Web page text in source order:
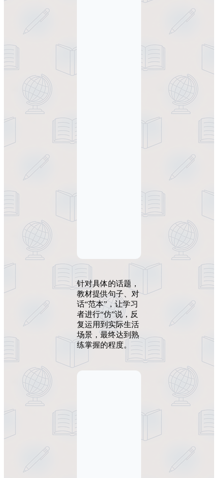
针对具体的话题，
教材提供句子、对
话“范本”，让学习
者进行“仿”说，反
复运用到实际生活
场景，最终达到熟
练掌握的程度。